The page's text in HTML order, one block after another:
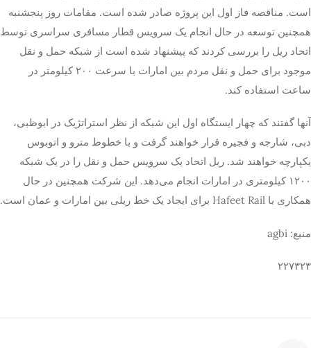
است. مناقصه فاز اول این پروژه صادر شده است. مقامات روز پنجشنبه
همچنین توسعه در حال انجام یک سرویس قطار مسافری سراسری توسط
اتحاد ریل را بررسی کردند که پیشنهاد شده است از شبکه حمل و نقل
موجود برای حمل و نقل مردم بین امارات با سرعت ۲۰۰ کیلومتر در
ساعت استفاده کند.
آنها گفتند که چهار ایستگاه اول این شبکه از نظر استراتژیک در ابوظبی،
دبی، شارجه و فجیره قرار خواهند گرفت و با خطوط مترو و اتوبوس
یکپارچه خواهند شد. ریل اتحاد یک سرویس حمل و نقل را در یک شبکه
۱۲۰۰ کیلومتری در امارات انجام می‌دهد. این شرکت همچنین در حال
همکاری با Hafeet Rail برای ایجاد یک خط ریلی بین امارات و عمان است.
منبع: agbi
۲۲۷۳۲۳